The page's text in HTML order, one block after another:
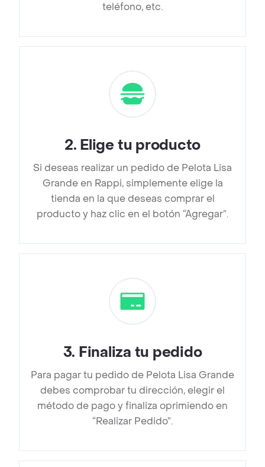
teléfono, etc.
2. Elige tu producto
Si deseas realizar un pedido de Pelota Lisa
Grande en Rappi, simplemente elige la
tienda en la que deseas comprar el
producto y haz clic en el botón “Agregar”.
3. Finaliza tu pedido
Para pagar tu pedido de Pelota Lisa Grande
debes comprobar tu dirección, elegir el
método de pago y finaliza oprimiendo en
“Realizar Pedido”.